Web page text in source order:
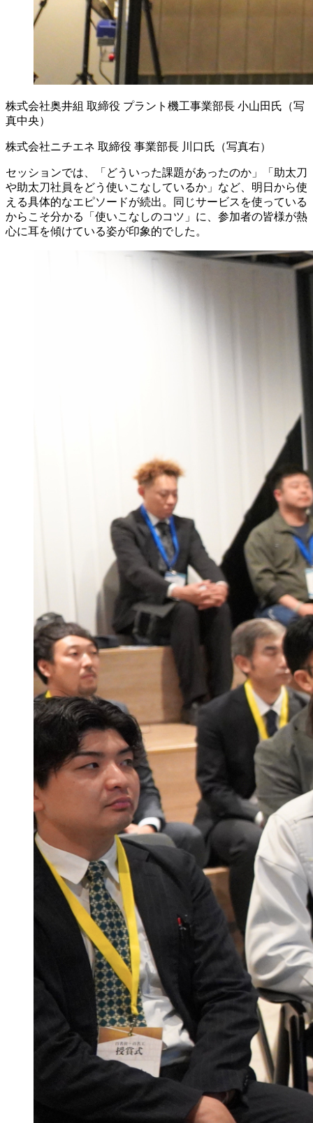
株式会社奥井組 取締役 プラント機工事業部長 小山田氏（写
真中央）
株式会社ニチエネ 取締役 事業部長 川口氏（写真右）
セッションでは、「どういった課題があったのか」「助太刀
や助太刀社員をどう使いこなしているか」など、明日から使
える具体的なエピソードが続出。同じサービスを使っている
からこそ分かる「使いこなしのコツ」に、参加者の皆様が熱
心に耳を傾けている姿が印象的でした。